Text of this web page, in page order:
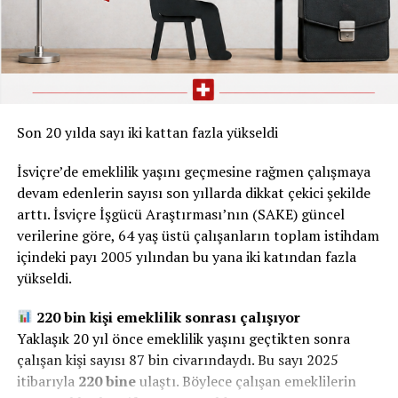
İsviçre’nin „Mini-Dubai“i Yükseliyor
DON'T MISS
1 Ocak’tan İtibaren: 7000 Haneyi Etkileyecek
Son 20 yılda sayı iki kattan fazla yükseldi
İsviçre’de emeklilik yaşını geçmesine rağmen çalışmaya
devam edenlerin sayısı son yıllarda dikkat çekici şekilde
arttı. İsviçre İşgücü Araştırması’nın (SAKE) güncel
verilerine göre, 64 yaş üstü çalışanların toplam istihdam
içindeki payı 2005 yılından bu yana iki katından fazla
yükseldi.
220 bin kişi emeklilik sonrası çalışıyor
Yaklaşık 20 yıl önce emeklilik yaşını geçtikten sonra
çalışan kişi sayısı 87 bin civarındaydı. Bu sayı 2025
itibarıyla 220 bineulaştı. Böylece çalışan emeklilerin